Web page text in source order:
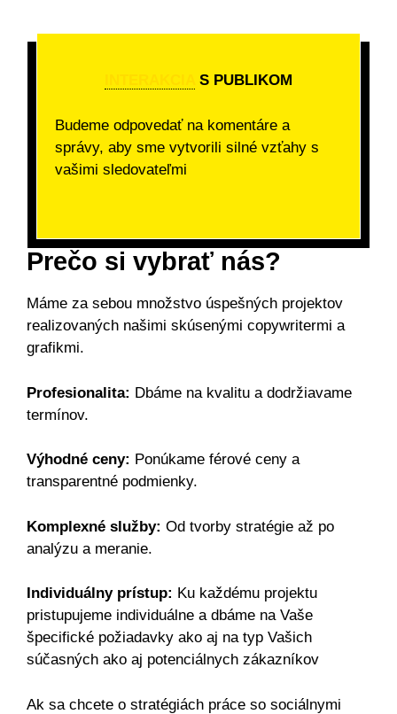
S PUBLIKOM
Budeme odpovedať na komentáre a
správy, aby sme vytvorili silné vzťahy s
vašimi sledovateľmi
Prečo si vybrať nás?
Máme za sebou množstvo úspešných projektov
realizovaných našimi skúsenými copywritermi a
grafikmi.
Profesionalita: Dbáme na kvalitu a dodržiavame
termínov.
Výhodné ceny: Ponúkame férové ceny a
transparentné podmienky.
Komplexné služby: Od tvorby stratégie až po
analýzu a meranie.
Individuálny prístup: Ku každému projektu
pristupujeme individuálne a dbáme na Vaše
špecifické požiadavky ako aj na typ Vašich
súčasných ako aj potenciálnych zákazníkov
Ak sa chcete o stratégiách práce so sociálnymi